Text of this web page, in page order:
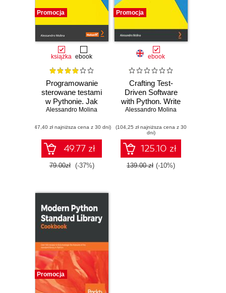
Promocja
książka ebook
Programowanie
sterowane testami
w Pythonie. Jak
tworzyć
zestawy testów i
aplikacji
Alessandro Molina
(47,40 zł najniższa cena z 30 dni)
49.77 zł
79.00zł (-37%)
Promocja
ebook
Crafting Test-
Driven Software
with Python. Write
test suites that
applications' needs
and complexity
using Python and
PyTest
Alessandro Molina
(104,25 zł najniższa cena z 30
dni)
125.10 zł
139.00 zł (-10%)
Promocja